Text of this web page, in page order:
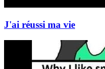
J'ai réussi ma vie